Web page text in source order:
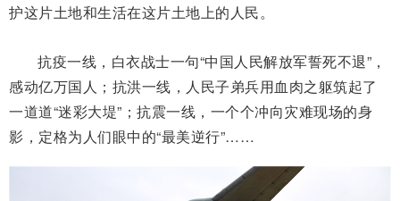
护这片土地和生活在这片土地上的人民。
抗疫一线，白衣战士一句“中国人民解放军誓死不退”，
感动亿万国人；抗洪一线，人民子弟兵用血肉之躯筑起了
一道道“迷彩大堤”；抗震一线，一个个冲向灾难现场的身
影，定格为人们眼中的“最美逆行”……